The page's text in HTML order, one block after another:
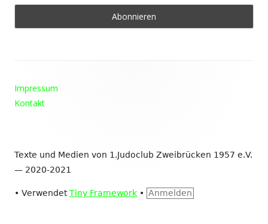
Inhalt
Impressum
Kontakt
Texte und Medien von 1.Judoclub Zweibrücken 1957 e.V.
— 2020-2021
• VerwendetTiny Framework • Anmelden